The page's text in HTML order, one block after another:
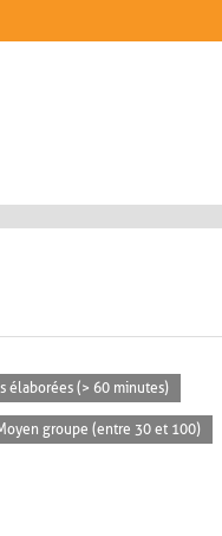
élaborées (> 60 minutes)
groupe (entre 30 et 100)